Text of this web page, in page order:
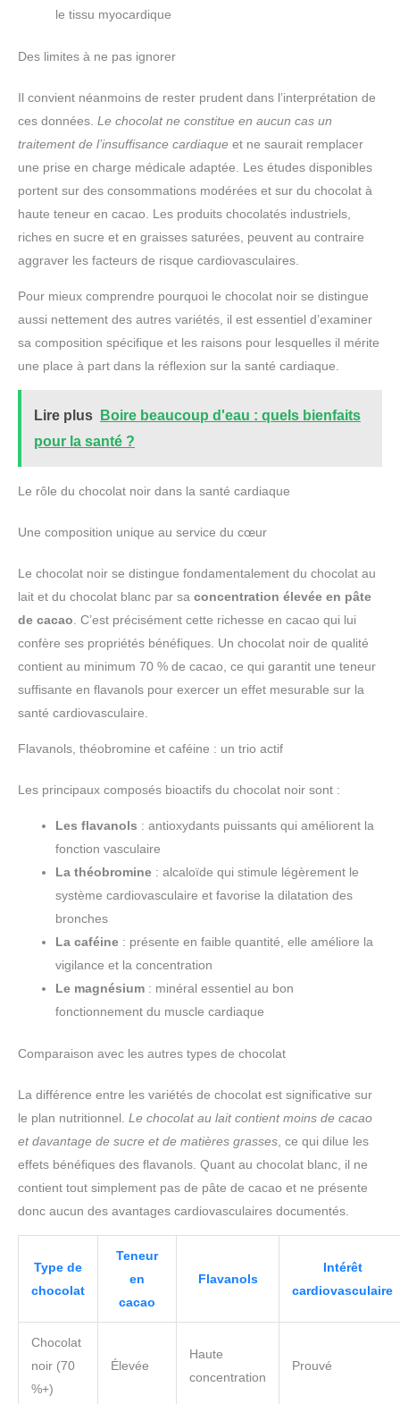
le tissu myocardique
Des limites à ne pas ignorer
Il convient néanmoins de rester prudent dans l’interprétation de
ces données. Le chocolat ne constitue en aucun cas un
traitement de l’insuffisance cardiaque et ne saurait remplacer
une prise en charge médicale adaptée. Les études disponibles
portent sur des consommations modérées et sur du chocolat à
haute teneur en cacao. Les produits chocolatés industriels,
riches en sucre et en graisses saturées, peuvent au contraire
aggraver les facteurs de risque cardiovasculaires.
Pour mieux comprendre pourquoi le chocolat noir se distingue
aussi nettement des autres variétés, il est essentiel d’examiner
sa composition spécifique et les raisons pour lesquelles il mérite
une place à part dans la réflexion sur la santé cardiaque.
Lire plus
Boire beaucoup d'eau : quels bienfaits
pour la santé ?
Le rôle du chocolat noir dans la santé cardiaque
Une composition unique au service du cœur
Le chocolat noir se distingue fondamentalement du chocolat au
lait et du chocolat blanc par sa concentration élevée en pâte
de cacao. C’est précisément cette richesse en cacao qui lui
confère ses propriétés bénéfiques. Un chocolat noir de qualité
contient au minimum 70 % de cacao, ce qui garantit une teneur
suffisante en flavanols pour exercer un effet mesurable sur la
santé cardiovasculaire.
Flavanols, théobromine et caféine : un trio actif
Les principaux composés bioactifs du chocolat noir sont :
Les flavanols : antioxydants puissants qui améliorent la
fonction vasculaire
La théobromine : alcaloïde qui stimule légèrement le
système cardiovasculaire et favorise la dilatation des
bronches
La caféine : présente en faible quantité, elle améliore la
vigilance et la concentration
Le magnésium : minéral essentiel au bon
fonctionnement du muscle cardiaque
Comparaison avec les autres types de chocolat
La différence entre les variétés de chocolat est significative sur
le plan nutritionnel. Le chocolat au lait contient moins de cacao
et davantage de sucre et de matières grasses, ce qui dilue les
effets bénéfiques des flavanols. Quant au chocolat blanc, il ne
contient tout simplement pas de pâte de cacao et ne présente
donc aucun des avantages cardiovasculaires documentés.
Type de
chocolat
Teneur
en
cacao
Flavanols
Intérêt
cardiovasculaire
Chocolat
noir (70
%+)
Élevée
Haute
concentration
Prouvé